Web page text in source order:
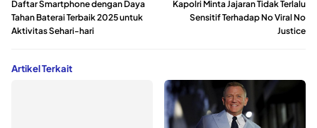
Daftar Smartphone dengan Daya
Tahan Baterai Terbaik 2025 untuk
Aktivitas Sehari-hari
Kapolri Minta Jajaran Tidak Terlalu
Sensitif Terhadap No Viral No
Justice
Artikel Terkait